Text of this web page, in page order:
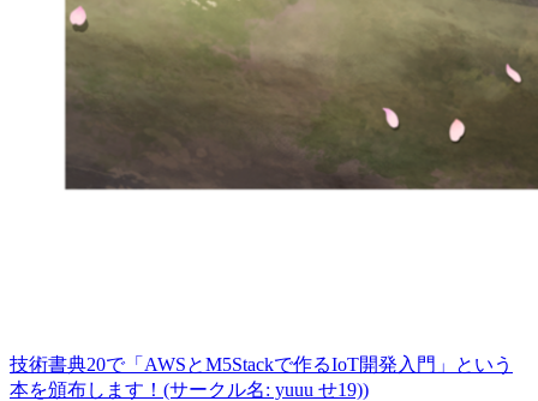
技術書典20で「AWSとM5Stackで作るIoT開発入門」という
本を頒布します！(サークル名: yuuu せ19))